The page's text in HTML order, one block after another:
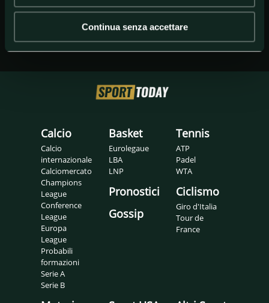
Continua senza accettare
Calcio
Calcio
internazionale
Calciomercato
Champions
League
Conference
League
Europa
League
Probabili
formazioni
Serie A
Serie B
Basket
Eurolegaue
LBA
LNP
Pronostici
Gossip
Tennis
ATP
Padel
WTA
Ciclismo
Giro d'Italia
Tour de
France